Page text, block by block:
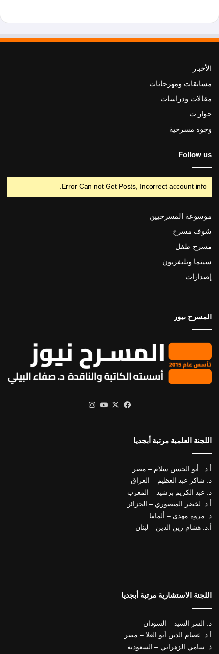
الأخبار
مسابقات ومهرجانات
مقالات ودراسات
حوارات
وجوه مسرحية
Follow us
Error Can not Get Posts, Incorrect account info.
موسوعة المسرحيين
شوف مسرح
مسرح طفل
سينما وتليفزيون
إصدارات
المسرح نيوز
فيسبوك
X يوتيوب
اللجنة العلمية مرتبة أبجديا
أ.د . أبو الحسن سلام – مصر
د. شاكر عبد العظيم – العراق
د. عبد الكريم برشيد – المغرب
أ.د. لخضر المنصوري – الجزائر
د. مروة مهدي – ألمانيا
أ.د. هشام زين الدين – لبنان
اللجنة الاستشارية مرتبة أبجديا
ذ. السر السيد – السودان
أ.د. عصام الدين أبو العلا – مصر
ذ. سامي الزهراني – السعودية